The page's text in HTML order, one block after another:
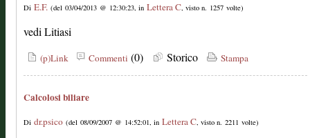
Di E.F. (del 03/04/2013 @ 12:30:23, in Lettera C, visto n. 1257 volte)
vedi Litiasi
(p)Link Commenti (0) Storico Stampa
Calcolosi biliare
Di dr.psico (del 08/09/2007 @ 14:52:01, in Lettera C, visto n. 2211 volte)